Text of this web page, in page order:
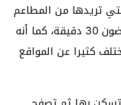
تريدها من المطاعم
الموجودة في مدينتك وستصلك في غضون 30 دقيقة، كما أنه
كثيرا عن المواقع